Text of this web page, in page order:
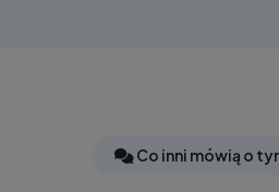
Co inni mówią o